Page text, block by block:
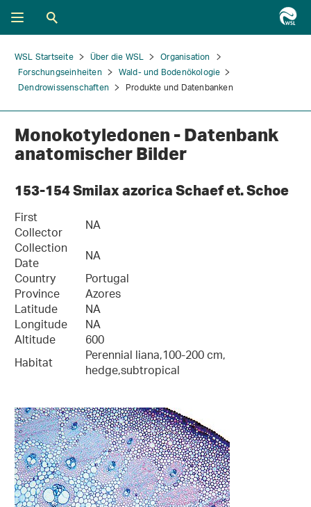
WSL Startseite Über die WSL
Organisation
Forschungseinheiten
Wald- und Bodenökologie
Dendrowissenschaften
Produkte und Datenbanken
Monokotyledonen - Datenbank
anatomischer Bilder
153-154 Smilax azorica Schaef et. Schoe
First
Collector
NA
Collection
Date
NA
Country
Portugal
Province Azores
Latitude NA
Longitude NA
Altitude
600
Habitat
Perennial liana,100-200 cm,
hedge,subtropical